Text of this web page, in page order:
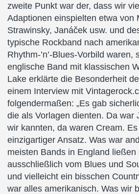
zweite Punkt war der, dass wir
Adaptionen einspielten etwa von
Strawinsky, Janáček usw. und
typische Rockband nach
Rhythm-’n’-Blues-Vorbild waren,
englische Band mit klassischen
Lake erklärte die Besonderheit
einem Interview mit
folgendermaßen: „Es gab
die als Vorlagen dienten. Da war
wir kannten, da waren Cream.
einzigartiger Ansatz. Was war
meisten Bands in England ließen
ausschließlich vom Blues und
und vielleicht ein bisschen
war alles amerikanisch. Was wir